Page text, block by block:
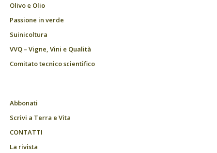
Olivo e Olio
Passione in verde
Suinicoltura
VVQ – Vigne, Vini e Qualità
Comitato tecnico scientifico
Abbonati
Scrivi a Terra e Vita
CONTATTI
La rivista